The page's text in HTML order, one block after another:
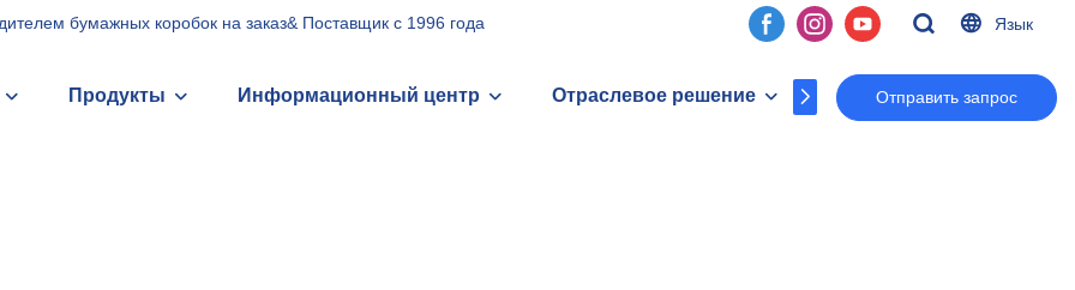
бумажных коробок на заказ& Поставщик с 1996 года Язык
Продукты Информационный центр Отраслевое решение О копиях Контакт
Отправить запрос